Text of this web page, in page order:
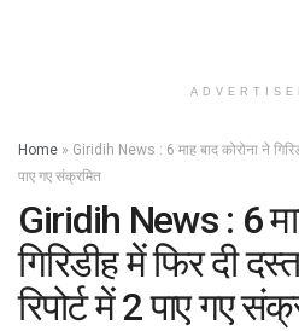
Home » Giridih News : 6 माह बाद कोरोना ने
पाए गए संक्रमित
Giridih News : 6
गिरिडीह में फिर दी
रिपोर्ट में 2 पाए गए